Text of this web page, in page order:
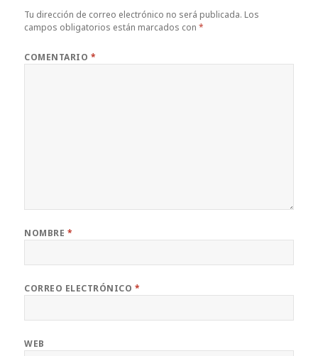
Tu dirección de correo electrónico no será publicada. Los
campos obligatorios están marcados con*
COMENTARIO *
NOMBRE *
CORREO ELECTRÓNICO *
WEB